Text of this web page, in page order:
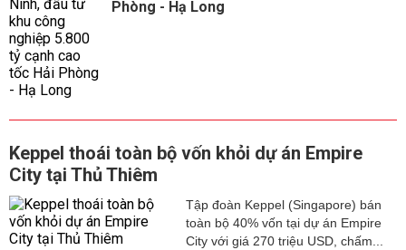
Phòng - Hạ Long
Keppel thoái toàn bộ vốn khỏi dự án Empire
City tại Thủ Thiêm
Tập đoàn Keppel (Singapore) bán
toàn bộ 40% vốn tại dự án Empire
City với giá 270 triệu USD, chấm...